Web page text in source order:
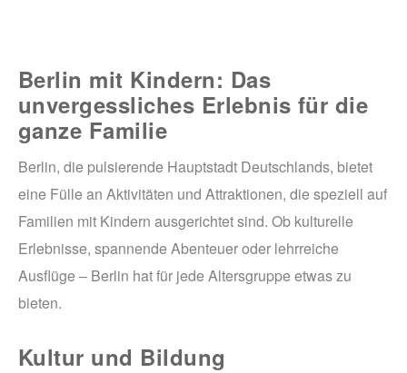
Berlin mit Kindern: Das
unvergessliches Erlebnis für die
ganze Familie
Berlin, die pulsierende Hauptstadt Deutschlands, bietet
eine Fülle an Aktivitäten und Attraktionen, die speziell auf
Familien mit Kindern ausgerichtet sind. Ob kulturelle
Erlebnisse, spannende Abenteuer oder lehrreiche
Ausflüge – Berlin hat für jede Altersgruppe etwas zu
bieten.
Kultur und Bildung